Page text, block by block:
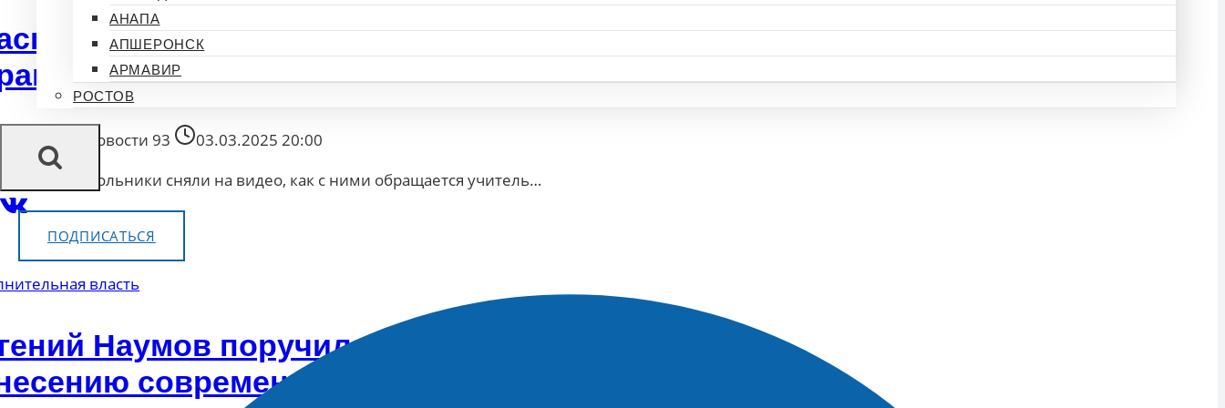
АНАПА
АПШЕРОНСК
АРМАВИР
РОСТОВ
ПОДПИСАТЬСЯ
школьники сняли на видео, как с ними
учитель музыки
Новости 93
03.03.2025 20:00
школьники сняли на видео, как с ними обращается учитель…
власть
Наумов поручил внести предложения по
современных граффити на городские